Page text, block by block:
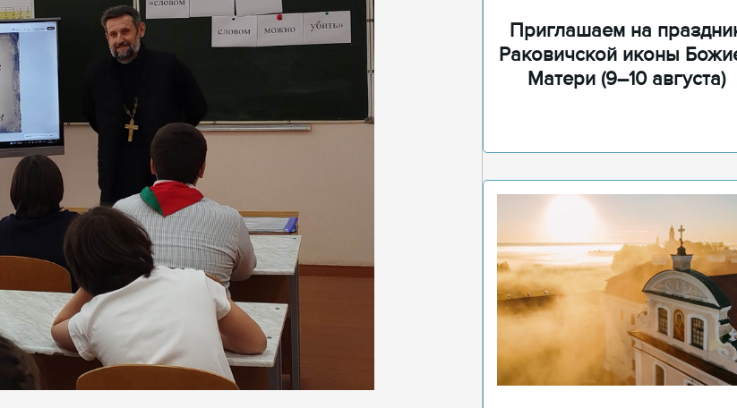
Приглашаем на
Раковичской иконы
Матери (9–10 августа)